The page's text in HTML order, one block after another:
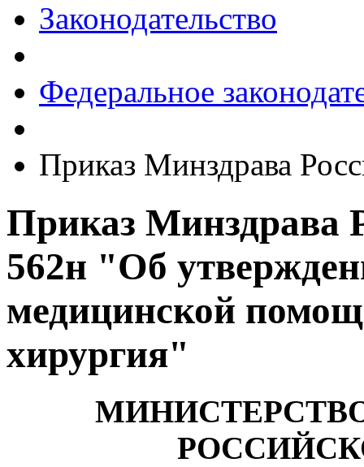
Законодательство
Федеральное
Приказ Минздрава
Приказ Минздрава
562н "Об
медицинской
хирургия"